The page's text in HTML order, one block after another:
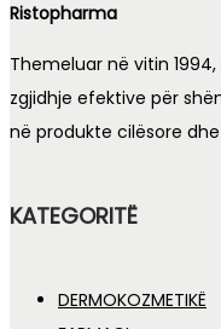
Ristopharma
Themeluar në vitin
zgjidhje efektive për
në produkte cilësore
KATEGORITË
DERMOKOZMETIKË